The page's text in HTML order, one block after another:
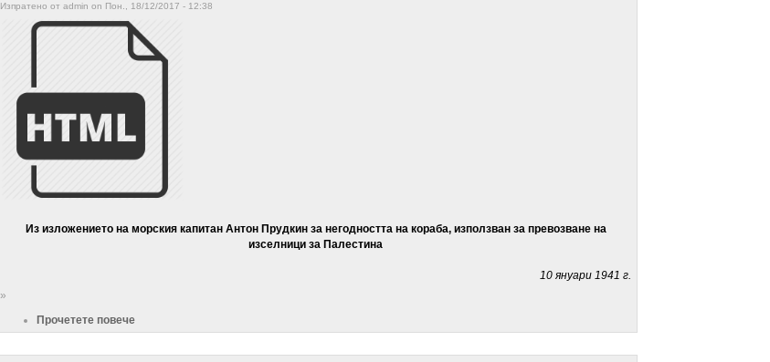
Изпратено от admin on Пон., 18/12/2017 - 12:38
Из изложението на морския капитан Антон Прудкин за негодността на кораба, използван за превозване на
изселници за Палестина
10 януари 1941 г.
»
Прочетете повече